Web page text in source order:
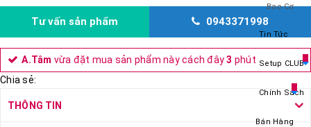
Bao Cơ
Tin Tức
Setup CLUB
Chính Sách
Bán Hàng
Tư vấn sản phẩm 0943371998
A.Tâm vừa đặt mua sản phẩm này cách đây3 phút
Chia sẻ:
THÔNG TIN